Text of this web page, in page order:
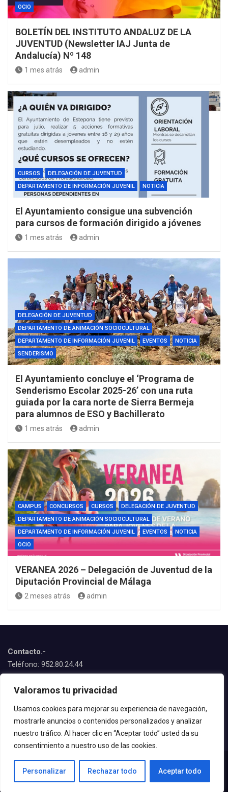
Valoramos tu privacidad
Usamos cookies para mejorar su experiencia de navegación,
mostrarle anuncios o contenidos personalizados y analizar
nuestro tráfico. Al hacer clic en “Aceptar todo” usted da su
consentimiento a nuestro uso de las cookies.
Personalizar Rechazar todo Aceptar todo
OCIO
BOLETÍN DEL INSTITUTO ANDALUZ DE LA
JUVENTUD (Newsletter IAJ Junta de
Andalucía) Nº 148
1 mes atrás admin
CURSOS
DELEGACIÓN DE JUVENTUD
DEPARTAMENTO DE INFORMACIÓN JUVENIL
NOTICIA
El Ayuntamiento consigue una subvención
para cursos de formación dirigido a jóvenes
1 mes atrás admin
DELEGACIÓN DE JUVENTUD
DEPARTAMENTO DE ANIMACIÓN SOCIOCULTURAL
DEPARTAMENTO DE INFORMACIÓN JUVENIL
EVENTOS
NOTICIA
SENDERISMO
El Ayuntamiento concluye el ‘Programa de
Senderismo Escolar 2025-26’ con una ruta
guiada por la cara norte de Sierra Bermeja
para alumnos de ESO y Bachillerato
1 mes atrás admin
CAMPUS CONCURSOS CURSOS
DELEGACIÓN DE JUVENTUD
DEPARTAMENTO DE ANIMACIÓN SOCIOCULTURAL
DEPARTAMENTO DE INFORMACIÓN JUVENIL
EVENTOS
NOTICIA
OCIO
VERANEA 2026 – Delegación de Juventud de la
Diputación Provincial de Málaga
2 meses atrás admin
Contacto.-
Teléfono: 952.80.24.44
juventud@estepona.es
© 2020 Delegación de Juventud